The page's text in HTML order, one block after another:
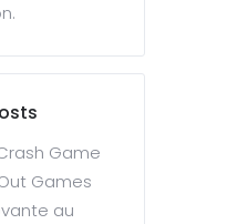
Game
Games
au